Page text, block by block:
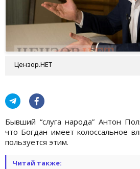
Цензор.НЕТ
Бывший “слуга народа” Антон
что Богдан имеет колоссальное
пользуется этим.
Читай также: